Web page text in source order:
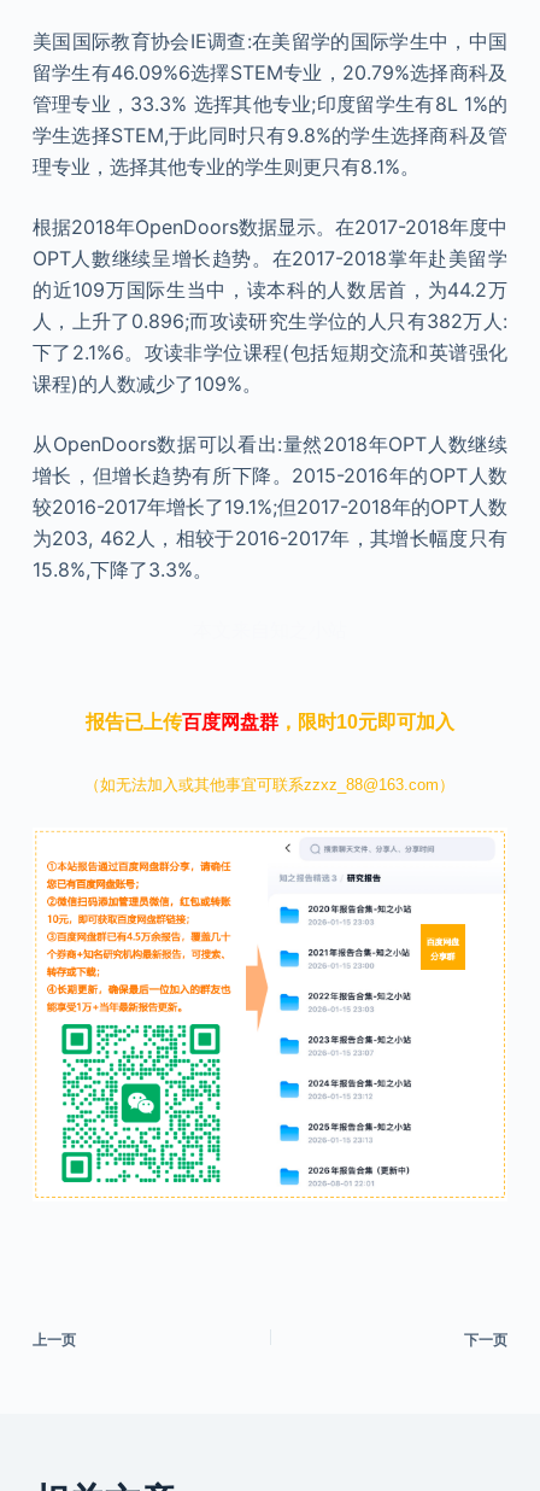
美国国际教育协会IE调查:在美留学的国际学生中，中国
留学生有46.09%6选擇STEM专业，20.79%选择商科及
管理专业，33.3% 选挥其他专业;印度留学生有8L 1%的
学生选择STEM,于此同时只有9.8%的学生选择商科及管
理专业，选择其他专业的学生则更只有8.1%。
根据2018年OpenDoors数据显示。在2017-2018年度中
OPT人數继续呈增长趋势。在2017-2018掌年赴美留学
的近109万国际生当中，读本科的人数居首，为44.2万
人，上升了0.896;而攻读研究生学位的人只有382万人:
下了2.1%6。攻读非学位课程(包括短期交流和英谱强化
课程)的人数减少了109%。
从OpenDoors数据可以看出:量然2018年OPT人数继续
增长，但增长趋势有所下降。2015-2016年的OPT人数
较2016-2017年增长了19.1%;但2017-2018年的OPT人数
为203, 462人，相较于2016-2017年，其增长幅度只有
15.8%,下降了3.3%。
报告已上传百度网盘群，限时10元即可加入
（如无法加入或其他事宜可联系zzxz_88@163.com）
上一页 下一页